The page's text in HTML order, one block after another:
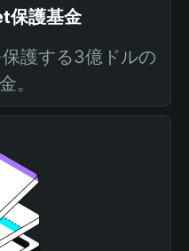
保護基金
護する3億ドルの
。